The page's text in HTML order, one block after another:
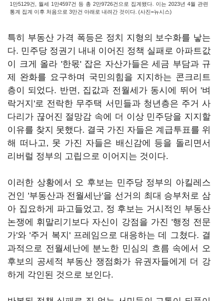
1만5129건, 월세 1만4597건 등 총 2만9726건으로 집계됐다. 이는 2023년 4월 관련
통계 집계 이후 처음으로 3만건 아래로 내려간 것이다. (사진=뉴시스)
특히 부동산 가격 폭등은 정치 지형의 보수화를 낳는
다. 민주당 정권기 내내 이어진 정책 실패로 아파트값
이 크게 올라 '한몫' 잡은 자산가들은 세금 부담과 규
제 완화를 요구하며 국민의힘을 지지하는 콘크리트
층이 되었다. 반면, 집값과 전월세가 동시에 뛰어 '벼
락거지'로 전락한 무주택 서민들과 청년층은 주거 사
다리가 끊어진 절망감 속에 더 이상 민주당을 지지할
이유를 찾지 못했다. 결국 가진 자들은 계급투표를 위
해 떠나고, 못 가진 자들은 배신감에 등을 돌리면서
리버럴 정부의 고립으로 이어지는 것이다.
이러한 상황에서 오 후보는 민주당 정부의 아킬레스
건인 '부동산과 전월세난'을 선거의 최대 승부처로 삼
아 집요하게 파고들었고, 정 후보는 거시적인 부동산
논쟁에 휘말리기보다 자신이 강점을 가진 '행정 전문
가'와 '주거 복지' 프레임으로 대응하는 데 그쳤다. 결
과적으로 전월세난에 분노한 민심의 흐름 속에서 오
후보의 공세적 부동산 쟁점화가 유권자들에게 더 강
하게 각인된 것으로 보인다.